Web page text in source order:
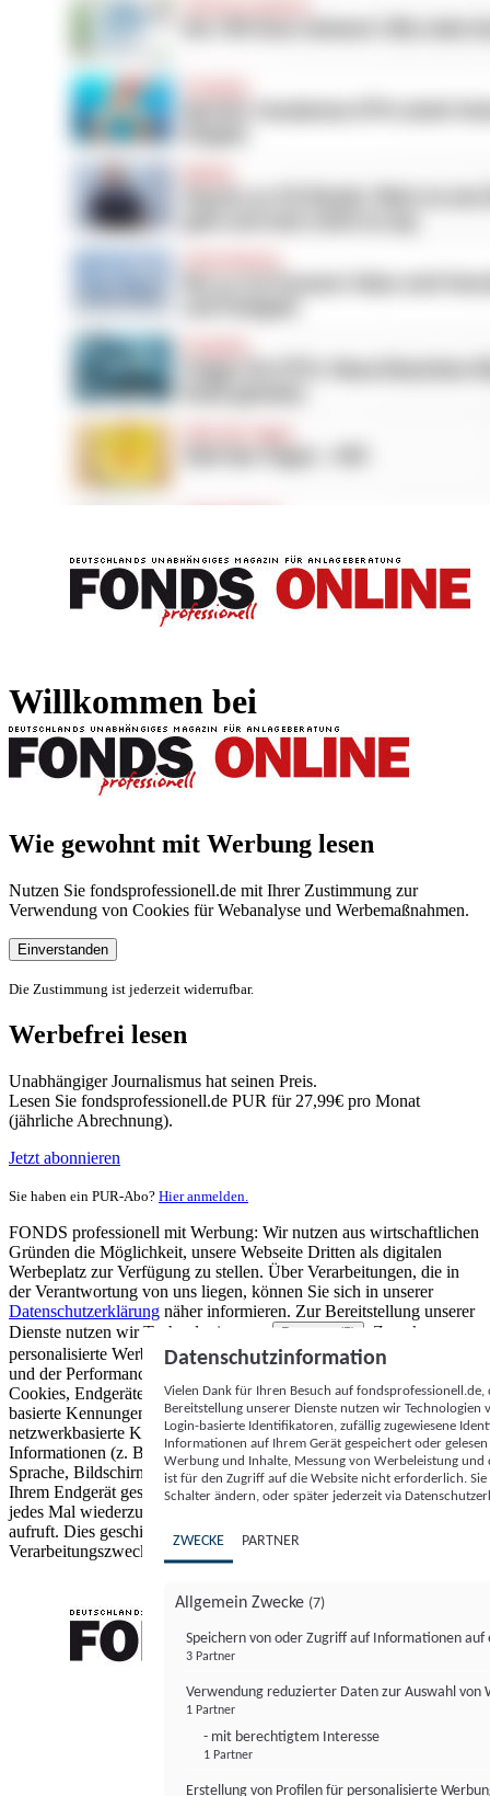
Willkommen bei
Wie gewohnt mit Werbung lesen
Nutzen Sie fondsprofessionell.de mit Ihrer Zustimmung zur
Verwendung von Cookies für Webanalyse und Werbemaßnahmen.
Einverstanden
Die Zustimmung ist jederzeit widerrufbar.
Werbefrei lesen
Unabhängiger Journalismus hat seinen Preis.
Lesen Sie fondsprofessionell.de PUR für 27,99€ pro Monat
(jährliche Abrechnung).
Jetzt abonnieren
Sie haben ein PUR-Abo? Hier anmelden.
FONDS professionell mit Werbung: Wir nutzen aus wirtschaftlichen
Gründen die Möglichkeit, unsere Webseite Dritten als digitalen
Werbeplatz zur Verfügung zu stellen. Über Verarbeitungen, die in
der Verantwortung von uns liegen, können Sie sich in unserer
Datenschutzerklärung näher informieren. Zur Bereitstellung unserer
Dienste nutzen wir Technologien von
Partnern (5)
. Zwecke:
personalisierte Werbung und Inhalte, Messung von Werbeleistung
und der Performance von Inhalten sowie Zielgruppenforschung.
Cookies, Endgeräte- oder ähnliche Online-Kennungen (z. B. login-
basierte Kennungen, zufällig generierte Kennungen,
netzwerkbasierte Kennungen) können zusammen mit anderen
Informationen (z. B. Browsertyp und Browserinformationen,
Sprache, Bildschirmgröße, unterstützte Technologien usw.) auf
Ihrem Endgerät gespeichert oder von dort ausgelesen werden, um es
jedes Mal wiederzuerkennen, wenn es eine App oder einer Webseite
aufruft. Dies geschieht für einen oder mehrere der hier aufgeführten
Verarbeitungszwecke.
Datenschutzinformation
Vielen Dank für Ihren Besuch auf
Bereitstellung unserer Dienste nutzen wir Technologien
Login-basierte Identifikatoren, zufällig zugewiesene
Informationen auf Ihrem Gerät gespeichert oder
Werbung und Inhalte, Messung von Werbeleistung
ist für den Zugriff auf die Website nicht erforderlich.
Schalter ändern, oder später jederzeit via
ZWECKE PARTNER
Allgemein Zwecke (7)
Speichern von oder Zugriff auf Informationen auf
3 Partner
Verwendung reduzierter Daten zur Auswahl von
1 Partner
- mit berechtigtem Interesse
1 Partner
Erstellung von Profilen für personalisierte
FONDS professionell